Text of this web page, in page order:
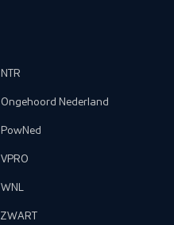
NTR
Ongehoord Nederland
PowNed
VPRO
WNL
ZWART